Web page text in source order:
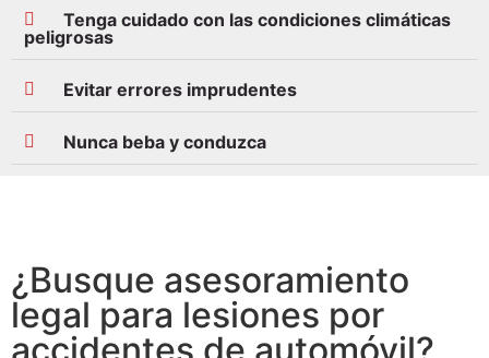
Tenga cuidado con las condiciones climáticas
peligrosas
Evitar errores imprudentes
Nunca beba y conduzca
¿Busque asesoramiento
legal para lesiones por
accidentes de automóvil?